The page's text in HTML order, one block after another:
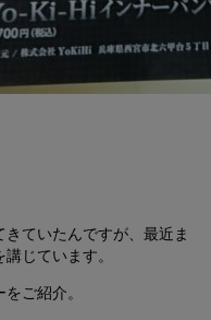
ていたんですが、最近ま
じています。
ご紹介。